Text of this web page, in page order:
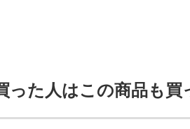
った人はこの商品も買